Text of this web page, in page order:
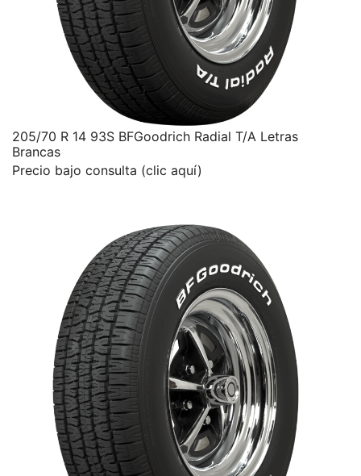
205/70 R 14 93S BFGoodrich Radial T/A Letras
Brancas
Precio bajo consulta (clic aquí)